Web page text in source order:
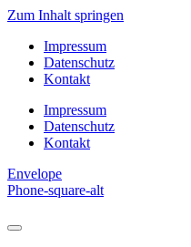
Zum Inhalt springen
Impressum
Datenschutz
Kontakt
Impressum
Datenschutz
Kontakt
Envelope
Phone-square-alt